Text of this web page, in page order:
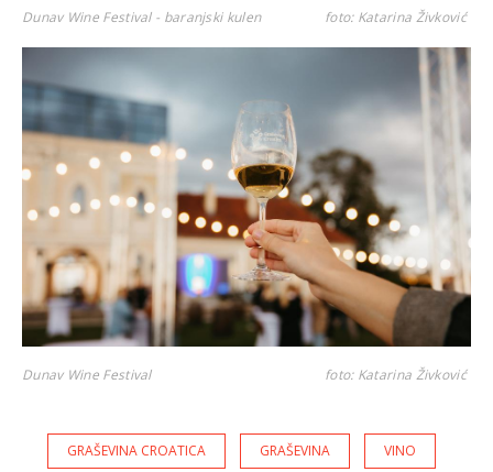
Dunav Wine Festival - baranjski kulen foto: Katarina Živković
Dunav Wine Festival foto: Katarina Živković
GRAŠEVINA CROATICA GRAŠEVINA VINO